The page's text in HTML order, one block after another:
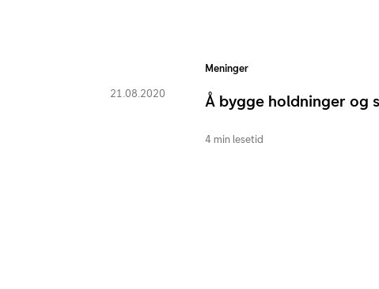
Meninger
Å bygge holdninger og
4 min lesetid
21.08.2020